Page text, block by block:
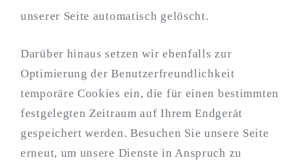
unserer Seite automatisch gelöscht.
Darüber hinaus setzen wir ebenfalls zur
Optimierung der Benutzerfreundlichkeit
temporäre Cookies ein, die für einen bestimmten
festgelegten Zeitraum auf Ihrem Endgerät
gespeichert werden. Besuchen Sie unsere Seite
erneut, um unsere Dienste in Anspruch zu